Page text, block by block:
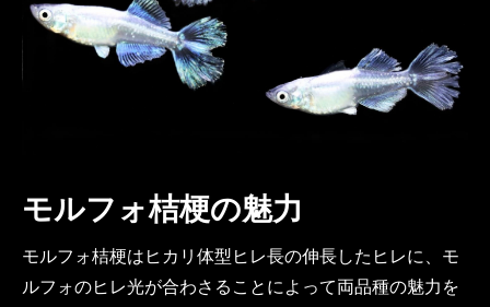
モルフォ桔梗の魅力
モルフォ桔梗はヒカリ体型ヒレ長の伸長したヒレに、モ
ルフォのヒレ光が合わさることによって両品種の魅力を